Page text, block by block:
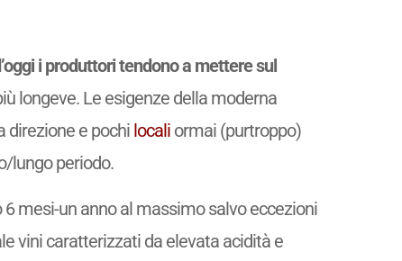
i produttori tendono a mettere sul
longeve. Le esigenze della moderna
direzione e pochi localiormai (purtroppo)
lungo periodo.
6 mesi-un anno al massimo salvo eccezioni
vini caratterizzati da elevata acidità e